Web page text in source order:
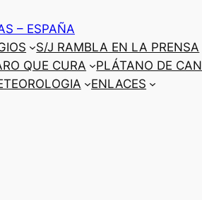
– ESPAÑA
S/J RAMBLA EN LA PRENSA
QUE CURA PLÁTANO DE
ENLACES